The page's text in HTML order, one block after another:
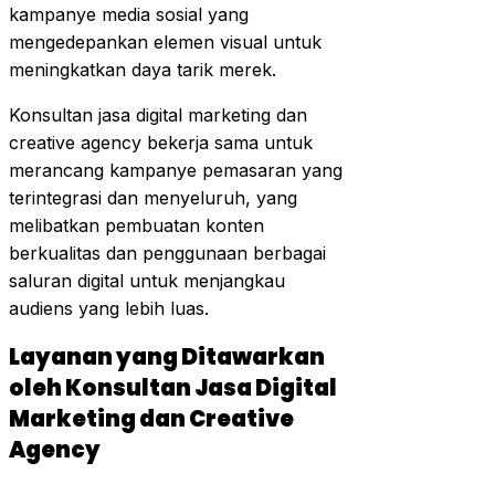
kampanye media sosial yang
mengedepankan elemen visual untuk
meningkatkan daya tarik merek.
Konsultan jasa digital marketing dan
creative agency bekerja sama untuk
merancang kampanye pemasaran yang
terintegrasi dan menyeluruh, yang
melibatkan pembuatan konten
berkualitas dan penggunaan berbagai
saluran digital untuk menjangkau
audiens yang lebih luas.
Layanan yang Ditawarkan
oleh Konsultan Jasa Digital
Marketing dan Creative
Agency